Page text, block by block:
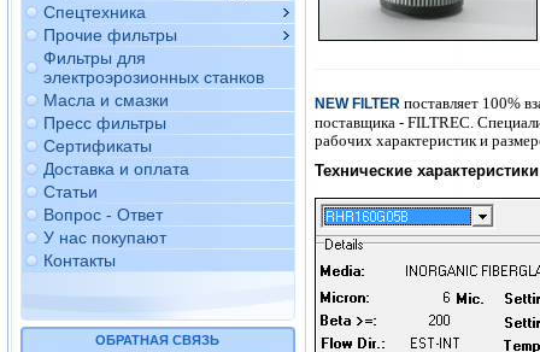
Спецтехника
Прочие фильтры
Фильтры для
электроэрозионных станков
Масла и смазки
Пресс фильтры
Сертификаты
Доставка и оплата
Статьи
Вопрос - Ответ
У нас покупают
Контакты
ОБРАТНАЯ СВЯЗЬ
NEW FILTER поставляет 100%
поставщика - FILTREC.
рабочих характеристик и
Технические